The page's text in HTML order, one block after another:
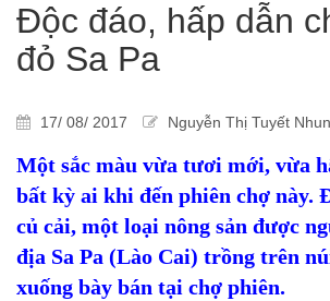
Độc đáo, hấp dẫn
đỏ Sa Pa
17/ 08/ 2017 Nguyễn Thị Tuyết
Một sắc màu vừa tươi mới, vừa
bất kỳ ai khi đến phiên chợ này.
củ cải, một loại nông sản được
địa Sa Pa (Lào Cai) trồng trên
xuống bày bán tại chợ phiên.